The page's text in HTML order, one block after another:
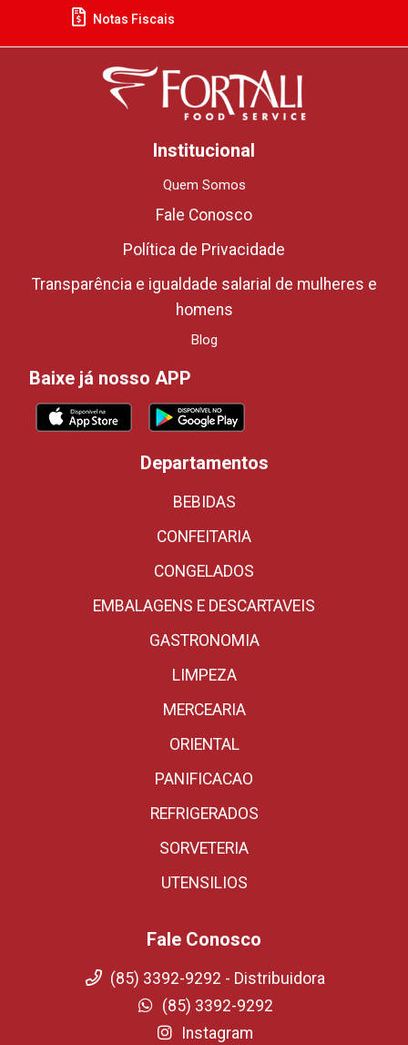
Notas Fiscais
Institucional
Quem Somos
Fale Conosco
Política de Privacidade
Transparência e igualdade salarial de mulheres e
homens
Blog
Baixe já nosso APP
Departamentos
BEBIDAS
CONFEITARIA
CONGELADOS
EMBALAGENS E DESCARTAVEIS
GASTRONOMIA
LIMPEZA
MERCEARIA
ORIENTAL
PANIFICACAO
REFRIGERADOS
SORVETERIA
UTENSILIOS
Fale Conosco
(85) 3392-9292 - Distribuidora
(85) 3392-9292
Instagram